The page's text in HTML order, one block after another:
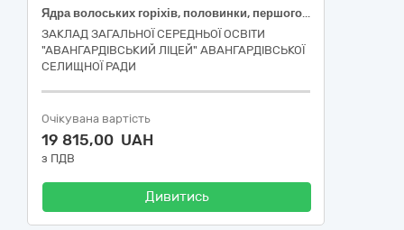
Ядра волоських горіхів, половинки, першого сорту; Чорнослив сушений, без кісточки, сорт перший, розмір середній; Суміш фруктово-ягідна, заморожена; Паста томатна 25% з сіллю, 300-500г - код ДК 021:2015 "Єдиний закупівельний словник" 15330000-0 Оброблені фрукти та овочі
ЗАКЛАД ЗАГАЛЬНОЇ СЕРЕДНЬОЇ ОСВІТИ
"АВАНГАРДІВСЬКИЙ ЛІЦЕЙ" АВАНГАРДІВСЬКОЇ
СЕЛИЩНОЇ РАДИ
Очікувана вартість
19 815,00 UAH
з ПДВ
Дивитись